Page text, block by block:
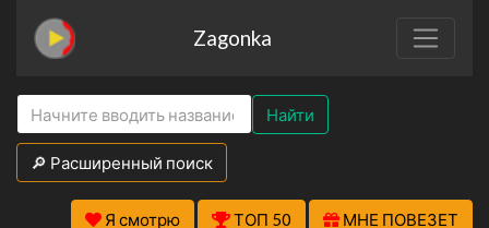
Zagonka
Найти
🔎 Расширенный поиск
Я смотрю ТОП 50 МНЕ ПОВЕЗЕТ